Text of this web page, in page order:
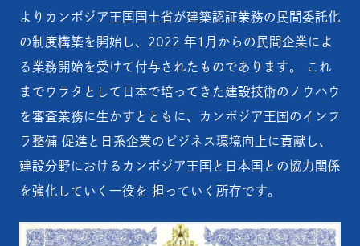
よりカンボジア王国国土省が建築認証業務の民間委託化
の制度構築を開始し、2022 年1月からの民間企業によ
る業務開始を受けて付与されたものであります。 これ
までウラタとして日本で培ってきた建設技術のノウハウ
を審査業務に生かすとともに、カンボジア王国のインフ
ラ整備 促進と日系企業のビジネス環境向上に貢献し、
建設分野におけるカンボジア王国と日本国との協力関係
を強化していく一役を 担っていく所存です。